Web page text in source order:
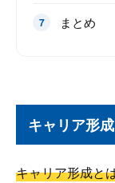
まとめ
キャリア形
キャリア形成と